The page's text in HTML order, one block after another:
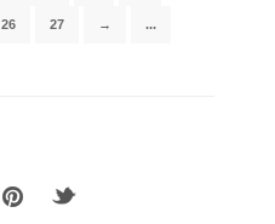
26 27 → ...